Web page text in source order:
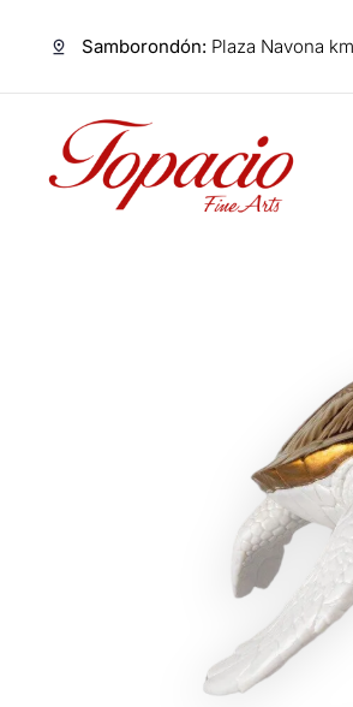
Samborondón: Plaza Navona